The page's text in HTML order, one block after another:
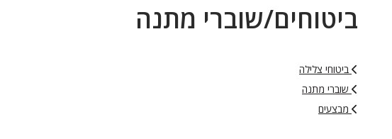
ביטוחים/שוברי מתנה
ביטוחי צלילה
שוברי מתנה
מבצעים